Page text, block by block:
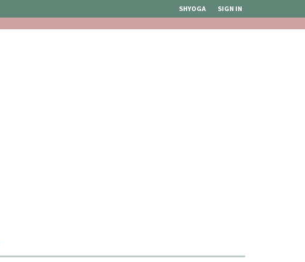
SHYOGA SIGN IN